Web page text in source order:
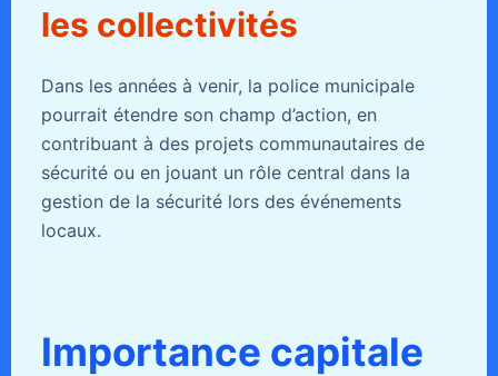
les collectivités
Dans les années à venir, la police municipale
pourrait étendre son champ d’action, en
contribuant à des projets communautaires de
sécurité ou en jouant un rôle central dans la
gestion de la sécurité lors des événements
locaux.
Importance capitale